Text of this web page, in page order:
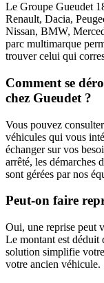
Le Groupe Gueudet
Renault, Dacia,
Nissan, BMW,
parc multimarque
trouver celui qui
Comment se
chez Gueudet ?
Vous pouvez
véhicules qui vous
échanger sur vos
arrêté, les démarches
sont gérées par nos
Peut-on faire
Oui, une reprise peut
Le montant est déduit
solution simplifie
votre ancien véhicule.